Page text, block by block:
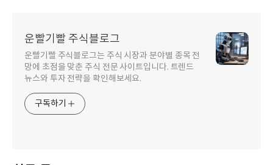
운빨기빨 주식블로그
운빨기빨 주식블로그는 주식 시장과 분야별 종목 전
망에 초점을 맞춘 주식 전문 사이트입니다. 트렌드
뉴스와 투자 전략을 확인해보세요.
구독하기